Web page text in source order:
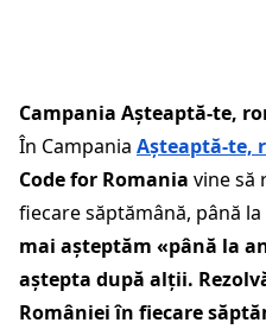
Campania Așteaptă-te,
În Campania Așteaptă-te,
Code for Romania vine să
fiecare săptămână, până
mai așteptăm «până la
aștepta după alții.
României în fiecare